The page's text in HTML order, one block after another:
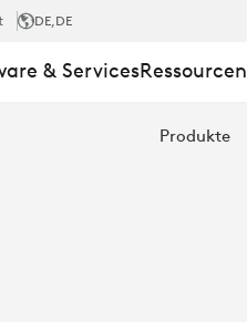
DE,DE
& ServicesRessourcen
Produkte